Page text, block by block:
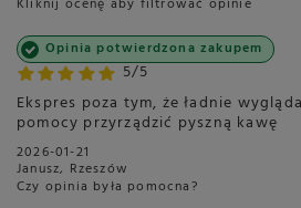
Wbudowany młynek
Tak
Rodzaj żaren
Wskaźnik poziomu wody
Podwójna wylewka kawy
Kliknij ocenę aby filtrować opinie
5/5
Opinia potwierdzona zakupem
Ekspres poza tym, że ładnie
pomocy przyrządzić pyszną kawę
2026-01-21
Janusz, Rzeszów
Czy opinia była pomocna?